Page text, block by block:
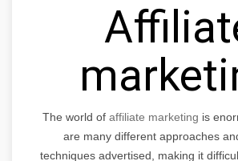
The world of affiliate marketing is
are many different approaches
techniques advertised, making it